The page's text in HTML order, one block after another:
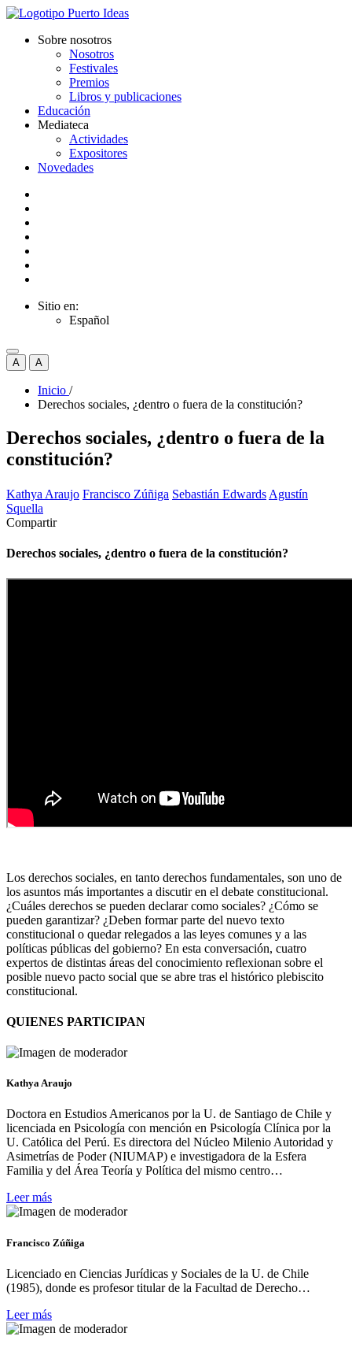
Sobre nosotros
Nosotros
Festivales
Premios
Libros y publicaciones
Educación
Mediateca
Actividades
Expositores
Novedades
Sitio en:
Español
A A
Inicio /
Derechos sociales, ¿dentro o fuera de la constitución?
Derechos sociales, ¿dentro o fuera de la
constitución?
Kathya Araujo Francisco Zúñiga Sebastián Edwards Agustín
Squella
Compartir
Derechos sociales, ¿dentro o fuera de la constitución?
Los derechos sociales, en tanto derechos fundamentales, son uno de
los asuntos más importantes a discutir en el debate constitucional.
¿Cuáles derechos se pueden declarar como sociales? ¿Cómo se
pueden garantizar? ¿Deben formar parte del nuevo texto
constitucional o quedar relegados a las leyes comunes y a las
políticas públicas del gobierno? En esta conversación, cuatro
expertos de distintas áreas del conocimiento reflexionan sobre el
posible nuevo pacto social que se abre tras el histórico plebiscito
constitucional.
QUIENES PARTICIPAN
Kathya Araujo
Doctora en Estudios Americanos por la U. de Santiago de Chile y
licenciada en Psicología con mención en Psicología Clínica por la
U. Católica del Perú. Es directora del Núcleo Milenio Autoridad y
Asimetrías de Poder (NIUMAP) e investigadora de la Esfera
Familia y del Área Teoría y Política del mismo centro…
Leer más
Francisco Zúñiga
Licenciado en Ciencias Jurídicas y Sociales de la U. de Chile
(1985), donde es profesor titular de la Facultad de Derecho…
Leer más